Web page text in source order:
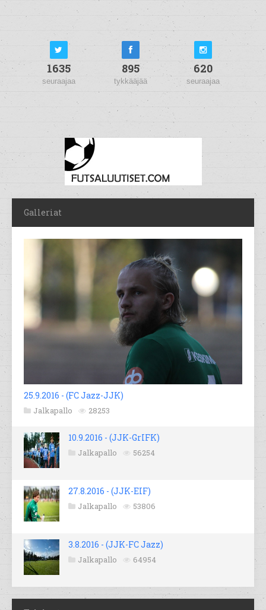
1635
seuraajaa
895
tykkääjää
620
seuraajaa
Galleriat
25.9.2016 - (FC Jazz-JJK)
Jalkapallo 28253
10.9.2016 - (JJK-GrIFK)
Jalkapallo 56254
27.8.2016 - (JJK-EIF)
Jalkapallo 53806
3.8.2016 - (JJK-FC Jazz)
Jalkapallo 64954